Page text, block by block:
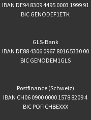
IBAN DE94 8309 4495 0003 1999 91
BIC GENODEF1ETK
GLS-Bank
IBAN DE88 4306 0967 8016 5330 00
BIC GENODEM1GLS
Postfinance (Schweiz)
IBAN CH06 0900 0000 1578 8209 4
BIC POFICHBEXXX